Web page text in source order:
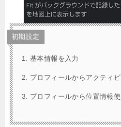
初期設定
基本情報を入力
プロフィールからアクティ
プロフィールから位置情報